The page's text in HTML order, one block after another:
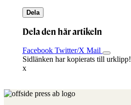
Dela
Dela den här artikeln
Facebook Twitter/X Mail
Sidlänken har kopierats till urklipp!
x